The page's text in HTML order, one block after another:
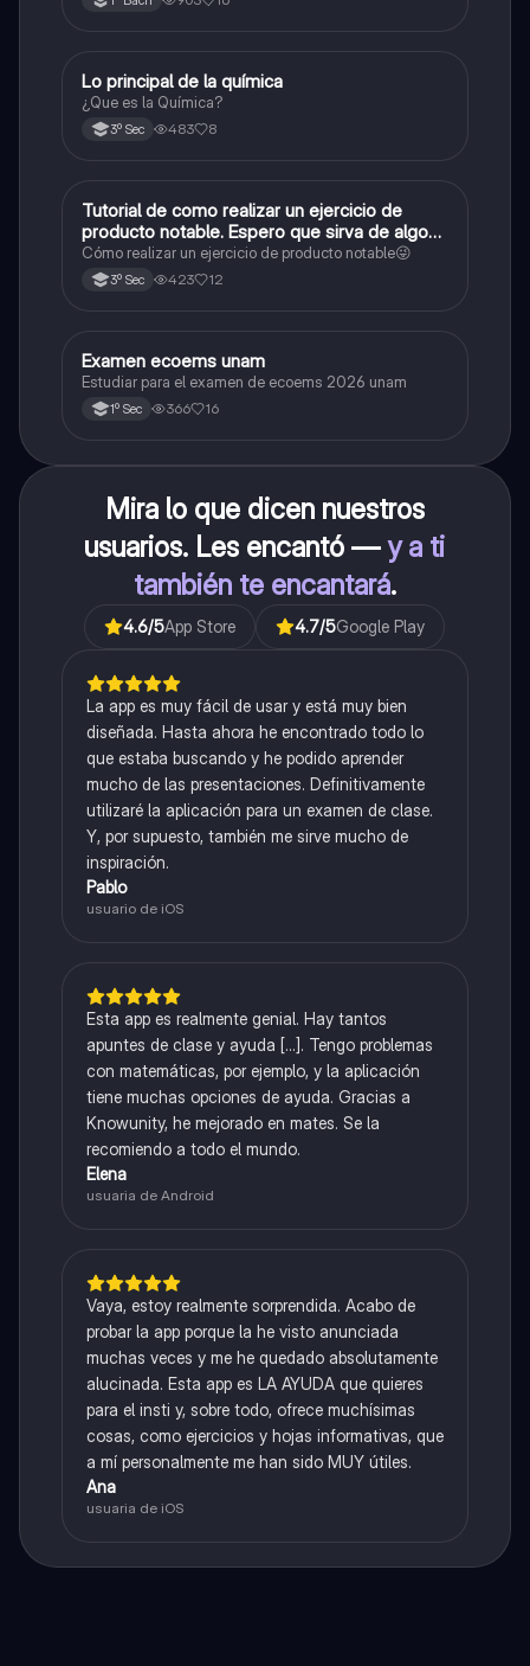
Química
Lo principal de la química
¿Que es la Química?
3º Sec 483 8
Matemáticas
Tutorial de como realizar un ejercicio de
producto notable. Espero que sirva de algo💕
😜
Cómo realizar un ejercicio de producto notable😜
3º Sec 423 12
Español
Examen ecoems unam
Estudiar para el examen de ecoems 2026 unam
1º Sec 366 16
Mira lo que dicen nuestros
usuarios. Les encantó —y a ti
también te encantará.
4.6/5App Store 4.7/5Google Play
La app es muy fácil de usar y está muy bien
diseñada. Hasta ahora he encontrado todo lo
que estaba buscando y he podido aprender
mucho de las presentaciones. Definitivamente
utilizaré la aplicación para un examen de clase.
Y, por supuesto, también me sirve mucho de
inspiración.
Pablo
usuario de iOS
Esta app es realmente genial. Hay tantos
apuntes de clase y ayuda [...]. Tengo problemas
con matemáticas, por ejemplo, y la aplicación
tiene muchas opciones de ayuda. Gracias a
Knowunity, he mejorado en mates. Se la
recomiendo a todo el mundo.
Elena
usuaria de Android
Vaya, estoy realmente sorprendida. Acabo de
probar la app porque la he visto anunciada
muchas veces y me he quedado absolutamente
alucinada. Esta app es LA AYUDA que quieres
para el insti y, sobre todo, ofrece muchísimas
cosas, como ejercicios y hojas informativas, que
a mí personalmente me han sido MUY útiles.
Ana
usuaria de iOS